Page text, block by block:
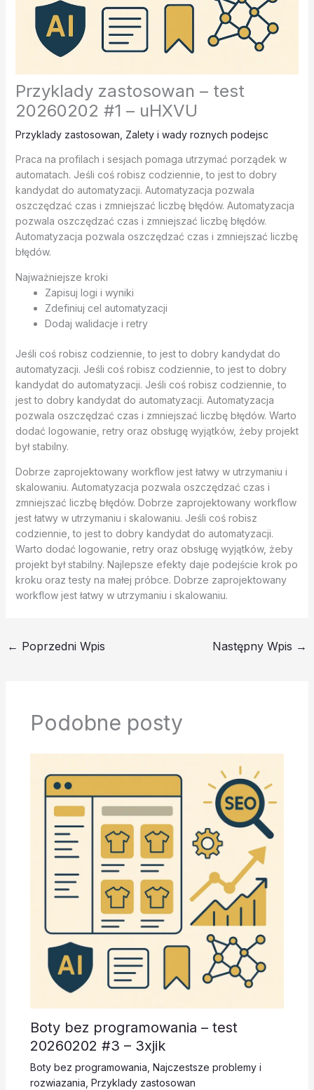
Przyklady zastosowan – test
20260202 #1 – uHXVU
Przyklady zastosowan Zalety i wady roznych podejsc
Praca na profilach i sesjach pomaga utrzymać porządek w
automatach. Jeśli coś robisz codziennie, to jest to dobry
kandydat do automatyzacji. Automatyzacja pozwala
oszczędzać czas i zmniejszać liczbę błędów. Automatyzacja
pozwala oszczędzać czas i zmniejszać liczbę błędów.
Automatyzacja pozwala oszczędzać czas i zmniejszać liczbę
błędów.
Najważniejsze kroki
Zapisuj logi i wyniki
Zdefiniuj cel automatyzacji
Dodaj walidacje i retry
Jeśli coś robisz codziennie, to jest to dobry kandydat do
automatyzacji. Jeśli coś robisz codziennie, to jest to dobry
kandydat do automatyzacji. Jeśli coś robisz codziennie, to
jest to dobry kandydat do automatyzacji. Automatyzacja
pozwala oszczędzać czas i zmniejszać liczbę błędów. Warto
dodać logowanie, retry oraz obsługę wyjątków, żeby projekt
był stabilny.
Dobrze zaprojektowany workflow jest łatwy w utrzymaniu i
skalowaniu. Automatyzacja pozwala oszczędzać czas i
zmniejszać liczbę błędów. Dobrze zaprojektowany workflow
jest łatwy w utrzymaniu i skalowaniu. Jeśli coś robisz
codziennie, to jest to dobry kandydat do automatyzacji.
Warto dodać logowanie, retry oraz obsługę wyjątków, żeby
projekt był stabilny. Najlepsze efekty daje podejście krok po
kroku oraz testy na małej próbce. Dobrze zaprojektowany
workflow jest łatwy w utrzymaniu i skalowaniu.
← Poprzedni Wpis Następny Wpis →
Podobne posty
Boty bez programowania – test
20260202 #3 – 3xjik
Boty bez programowania Najczestsze problemy i
rozwiazania Przyklady zastosowan